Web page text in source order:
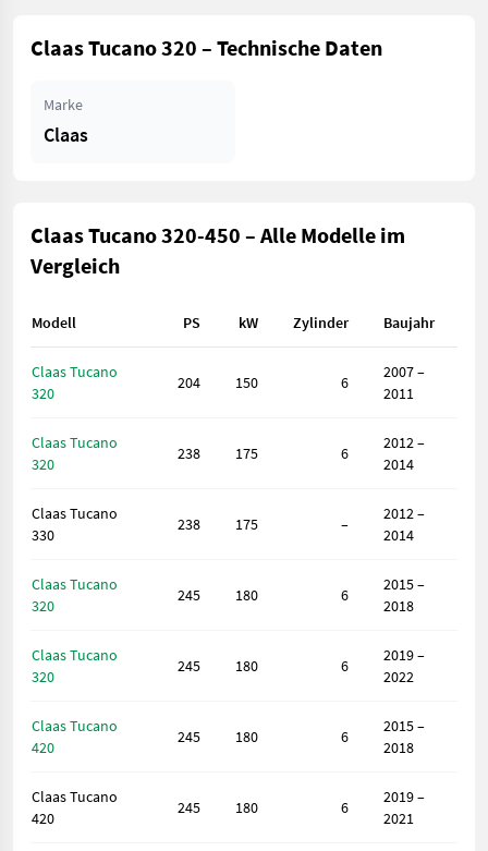
Claas Tucano 320 – Technische Daten
Marke
Claas
Claas Tucano 320-450 – Alle Modelle im
Vergleich
Modell PS kW Zylinder Baujahr
Claas Tucano
320
204 150 6
2007 –
2011
Claas Tucano
320
238 175 6
2012 –
2014
Claas Tucano
330
238 175 –
2012 –
2014
Claas Tucano
320
245 180 6
2015 –
2018
Claas Tucano
320
245 180 6
2019 –
2022
Claas Tucano
420
245 180 6
2015 –
2018
Claas Tucano
420
245 180 6
2019 –
2021